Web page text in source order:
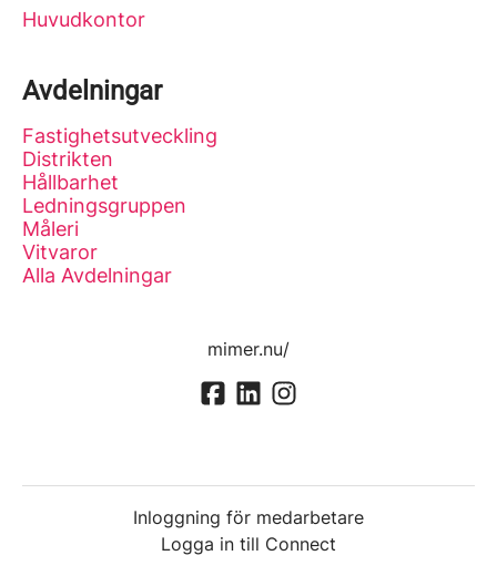
Huvudkontor
Avdelningar
Fastighetsutveckling
Distrikten
Hållbarhet
Ledningsgruppen
Måleri
Vitvaror
Alla Avdelningar
mimer.nu/
Inloggning för medarbetare
Logga in till Connect